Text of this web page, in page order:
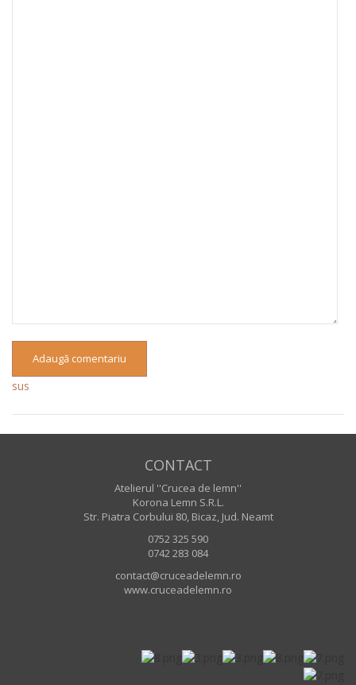
Adaugă comentariu
sus
CONTACT
Atelierul ''Crucea de lemn''
Korona Lemn S.R.L.
Str. Piatra Corbului 80, Bicaz, Jud. Neamt
0752 325 590
0742 283 084
contact@cruceadelemn.ro
www.cruceadelemn.ro